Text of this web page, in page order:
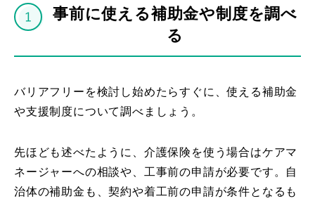
事前に使える補助金や制度を調べ
る
バリアフリーを検討し始めたらすぐに、使える補助金
や支援制度について調べましょう。
先ほども述べたように、介護保険を使う場合はケアマ
ネージャーへの相談や、工事前の申請が必要です。自
治体の補助金も、契約や着工前の申請が条件となるも